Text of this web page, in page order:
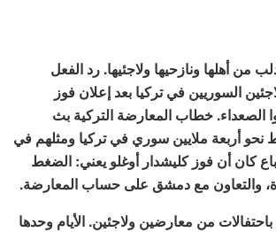
من أهلها ونازحيها ولاجئيها. رد الفعل
السوريين في تركيا بعد إعلان فوز
الصعداء. خطاب المعارضة التركية بث
أربعة ملايين سوري في تركيا ومثلهم في
كان أن فوز كليشدار أوغلو يعني: الضغط
والتعاون مع دمشق على حساب المعارضة.
من معارضين ولاجئين. الأيام وحدها